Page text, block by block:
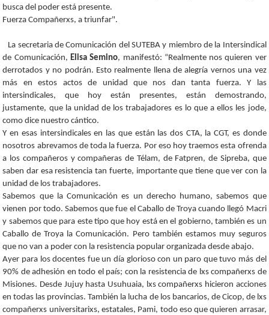
busca del poder está presente.
Fuerza Compañerxs, a triunfar".
La secretaria de Comunicación del SUTEBA y miembro de la Intersindical
de Comunicación, Elisa Semino, manifestó: “Realmente nos quieren ver
derrotados y no podrán. Esto realmente llena de alegría vernos una vez
más en estos actos de unidad que nos dan tanta fuerza. Y las
intersindicales, que hoy están presentes, están demostrando,
justamente, que la unidad de los trabajadores es lo que a ellos les jode,
como dice nuestro cántico.
Y en esas intersindicales en las que están las dos CTA, la CGT, es donde
nosotros abrevamos de toda la fuerza. Por eso hoy traemos esta ofrenda
a los compañeros y compañeras de Télam, de Fatpren, de Sipreba, que
saben dar esa resistencia tan fuerte, importante que tiene que ver con la
unidad de los trabajadores.
Sabemos que la Comunicación es un derecho humano, sabemos que
vienen por todo. Sabemos que fue el Caballo de Troya cuando llegó Macri
y sabemos que para este tipo que hoy está en el gobierno, también es un
Caballo de Troya la Comunicación. Pero también estamos muy seguros
que no van a poder con la resistencia popular organizada desde abajo.
Ayer para los docentes fue un día glorioso con un paro que tuvo más del
90% de adhesión en todo el país; con la resistencia de lxs compañerxs de
Misiones. Desde Jujuy hasta Usuhuaia, lxs compañerxs hicieron acciones
en todas las provincias. También la lucha de los bancarios, de Cicop, de lxs
compañerxs universitarixs, estatales, Pami, todo eso que quieren arrasar,